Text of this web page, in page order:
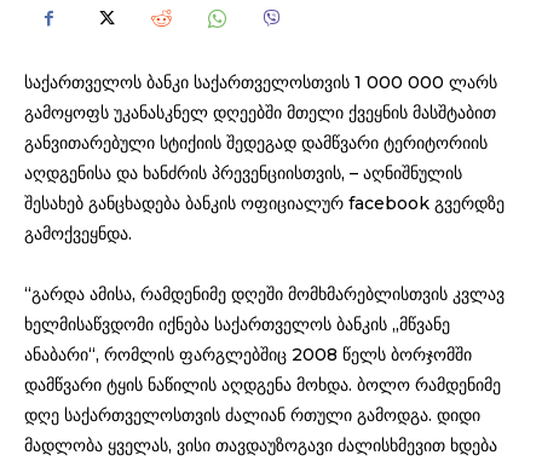
საქართველოს ბანკი საქართველოსთვის 1 000 000 ლარს
გამოყოფს უკანასკნელ დღეებში მთელი ქვეყნის მასშტაბით
განვითარებული სტიქიის შედეგად დამწვარი ტერიტორიის
აღდგენისა და ხანძრის პრევენციისთვის, – აღნიშნულის
შესახებ განცხადება ბანკის ოფიციალურ facebook გვერდზე
გამოქვეყნდა.
“გარდა ამისა, რამდენიმე დღეში მომხმარებლისთვის კვლავ
ხელმისაწვდომი იქნება საქართველოს ბანკის „მწვანე
ანაბარი“, რომლის ფარგლებშიც 2008 წელს ბორჯომში
დამწვარი ტყის ნაწილის აღდგენა მოხდა. ბოლო რამდენიმე
დღე საქართველოსთვის ძალიან რთული გამოდგა. დიდი
მადლობა ყველას, ვისი თავდაუზოგავი ძალისხმევით ხდება